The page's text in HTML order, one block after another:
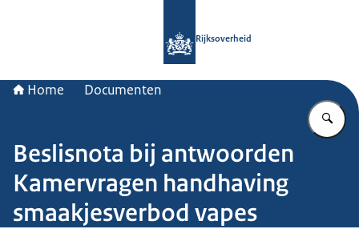
Rijksoverheid
Home Documenten
Beslisnota bij antwoorden
Kamervragen handhaving
smaakjesverbod vapes